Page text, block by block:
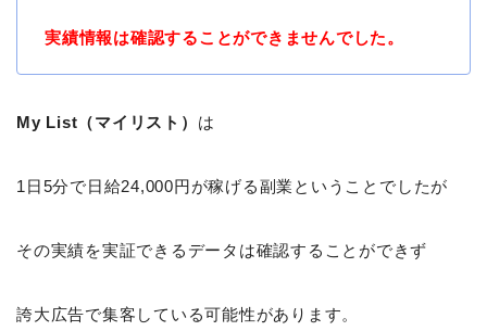
実績情報は確認することができませんでした。
My List（マイリスト） は
1日5分で日給24,000円が稼げる副業ということでしたが
その実績を実証できるデータは確認することができず
誇大広告で集客している可能性があります。